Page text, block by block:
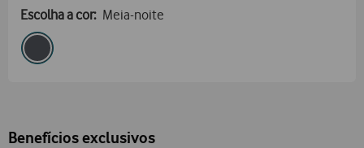
Escolha a cor: Meia-noite
Benefícios exclusivos